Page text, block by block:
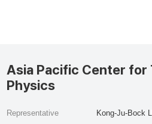
Asia Pacific Center
Physics
Representative
Kong-Ju-Bock